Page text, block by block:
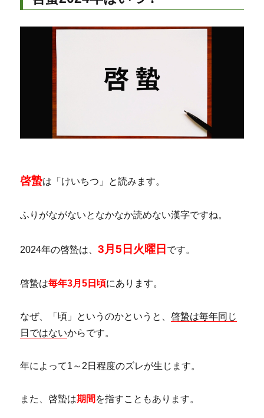
啓蟄は「けいちつ」と読みます。
ふりがながないとなかなか読めない漢字ですね。
2024年の啓蟄は、3月5日火曜日 です。
啓蟄は毎年3月5日頃にあります。
なぜ、「頃」というのかというと、啓蟄は毎年同じ
日ではないからです。
年によって1～2日程度のズレが生じます。
また、啓蟄は期間 を指すこともあります。